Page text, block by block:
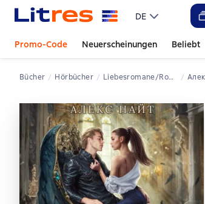
DE
Promo-Code Neuerscheinungen Beliebt
Bücher Hörbücher Liebesromane/Romanliteratur